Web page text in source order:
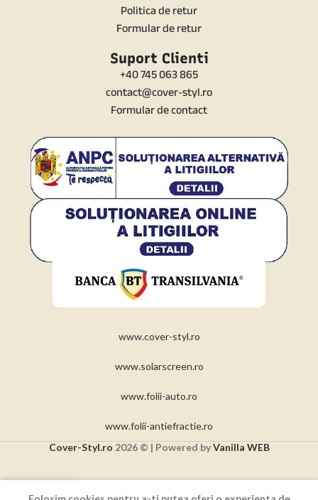
Politica de retur
Formular de retur
Suport Clienti
+40 745 063 865
contact@cover-styl.ro
Formular de contact
www.cover-styl.ro
www.solarscreen.ro
www.folii-auto.ro
www.folii-antiefractie.ro
Cover-Styl.ro 2026 © | Powered byVanilla WEB